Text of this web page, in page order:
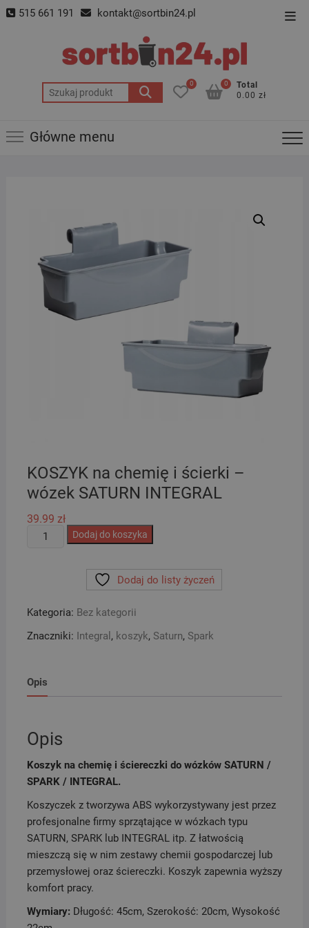
Skip 515 661 191 kontakt@sortbin24.pl
Szukaj:
0
Total
0.00 zł
0
Główne menu
KOSZYK na chemię i ścierki –
wózek SATURN INTEGRAL
39.99 zł
ilość
ścierki
-
INTEGRAL
Dodaj do koszyka
Dodaj do listy życzeń
Kategoria: Bez kategorii
Znaczniki: Integral , koszyk, Saturn, Spark
Opis
Opis
Koszyk na chemię i ściereczki do wózków SATURN /
SPARK / INTEGRAL.
Koszyczek z tworzywa ABS wykorzystywany jest przez
profesjonalne firmy sprzątające w wózkach typu
SATURN, SPARK lub INTEGRAL itp. Z łatwością
mieszczą się w nim zestawy chemii gospodarczej lub
przemysłowej oraz ściereczki. Koszyk zapewnia wyższy
komfort pracy.
Wymiary: Długość: 45cm, Szerokość: 20cm, Wysokość